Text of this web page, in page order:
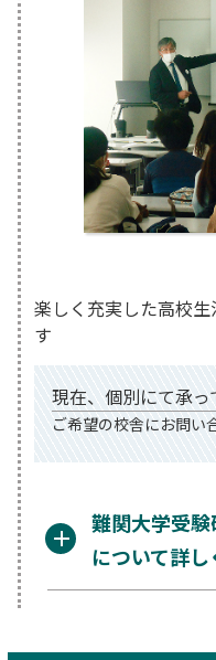
楽しく充実した高校
す
現在、個別にて承っ
ご希望の校舎にお問い
難関大学受
について詳し